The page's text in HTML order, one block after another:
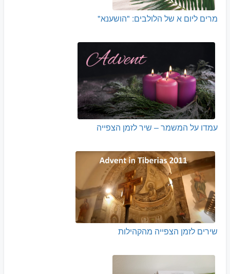
מרים ליום א של הלולבים: "הושענא"
עמדו על המשמר – שיר לזמן הצפייה
שירים לזמן הצפייה מהקהילות